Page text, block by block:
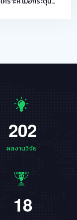
เคราะห์ชีวโมเลกุล
202
ผลงานวิจัย
18